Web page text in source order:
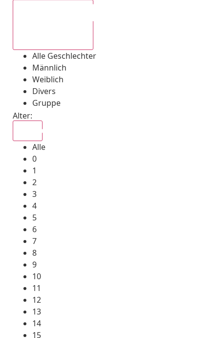
Alle Geschlechter
Männlich
Weiblich
Divers
Gruppe
Alter:
Alle
0
1
2
3
4
5
6
7
8
9
10
11
12
13
14
15